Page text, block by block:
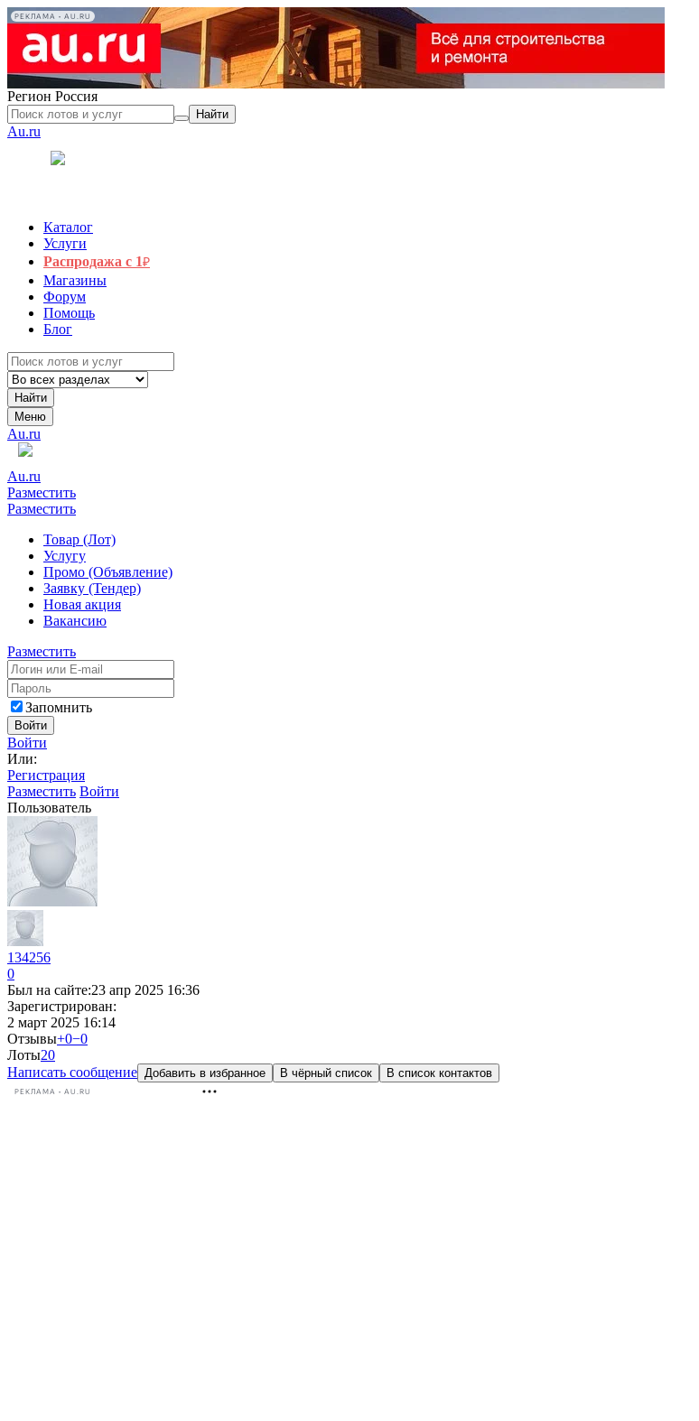
РЕКЛАМА • AU.RU
Регион Россия
Найти
Au.ru
Каталог
Услуги
Распродажа с 1₽
Магазины
Форум
Помощь
Блог
Найти
Меню
Au.ru
Au.ru
Разместить
Разместить
Товар (Лот)
Услугу
Промо (Объявление)
Заявку (Тендер)
Новая акция
Вакансию
Разместить
Запомнить
Войти
Войти
Или:
Регистрация
Разместить Войти
Пользователь
134256
0
Был на сайте:23 апр 2025 16:36
Зарегистрирован:
2 март 2025 16:14
Отзывы+0−0
Лоты20
Написать сообщение Добавить в избранное В чёрный список В список контактов
РЕКЛАМА • AU.RU